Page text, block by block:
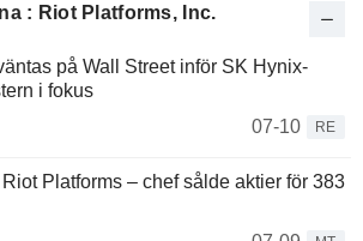
: Riot Platforms, Inc.
på Wall Street inför SK Hynix-
i fokus
07-10
RE
Platforms – chef sålde aktier för 383